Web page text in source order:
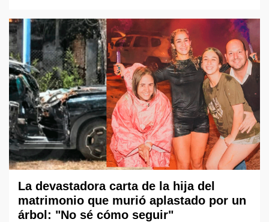
La devastadora carta de la hija del
matrimonio que murió aplastado por un
árbol: "No sé cómo seguir"